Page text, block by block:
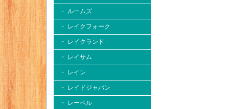
・ ルームズ
・ レイクフォーク
・ レイクランド
・ レイサム
・ レイン
・ レイドジャパン
・ レーベル